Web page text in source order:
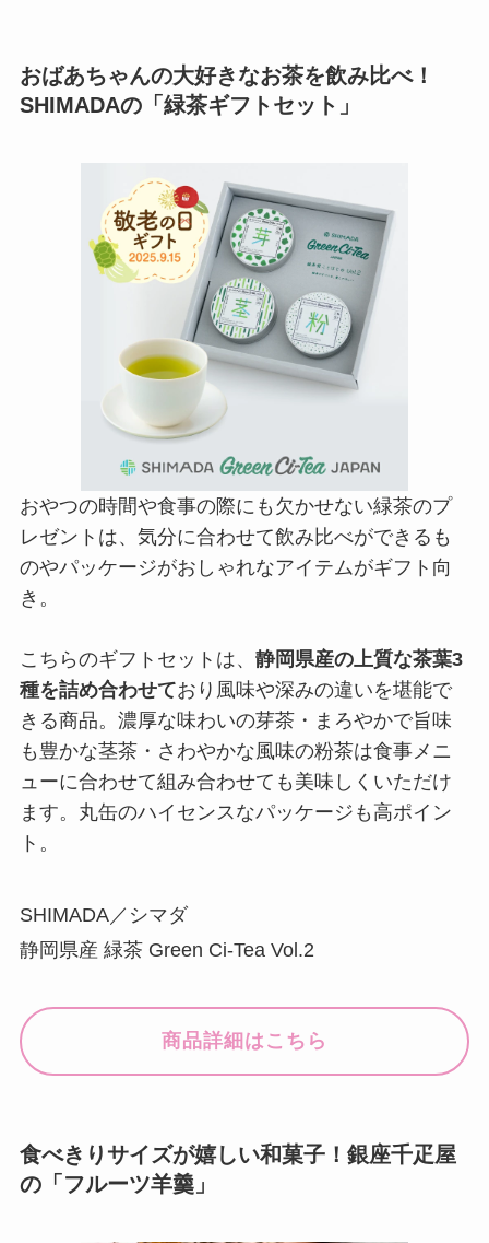
おばあちゃんの大好きなお茶を飲み比べ！
SHIMADAの「緑茶ギフトセット」
おやつの時間や食事の際にも欠かせない緑茶のプ
レゼントは、気分に合わせて飲み比べができるも
のやパッケージがおしゃれなアイテムがギフト向
き。
こちらのギフトセットは、 静岡県産の上質な茶葉3
種を詰め合わせており風味や深みの違いを堪能で
きる商品。濃厚な味わいの芽茶・まろやかで旨味
も豊かな茎茶・さわやかな風味の粉茶は食事メニ
ューに合わせて組み合わせても美味しくいただけ
ます。丸缶のハイセンスなパッケージも高ポイン
ト。
SHIMADA／シマダ
静岡県産 緑茶 Green Ci-Tea Vol.2
商品詳細はこちら
食べきりサイズが嬉しい和菓子！銀座千疋屋
の「フルーツ羊羹」